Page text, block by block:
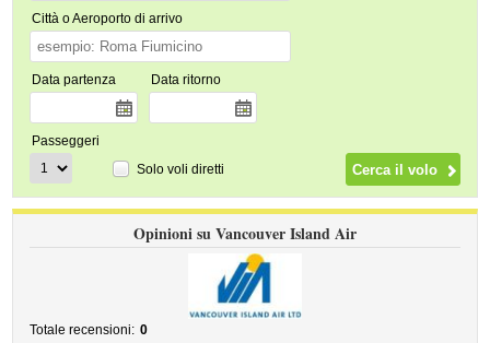
Città o Aeroporto di arrivo
Data partenza Data ritorno
Passeggeri
Solo voli diretti
Opinioni su Vancouver Island Air
Totale recensioni: 0